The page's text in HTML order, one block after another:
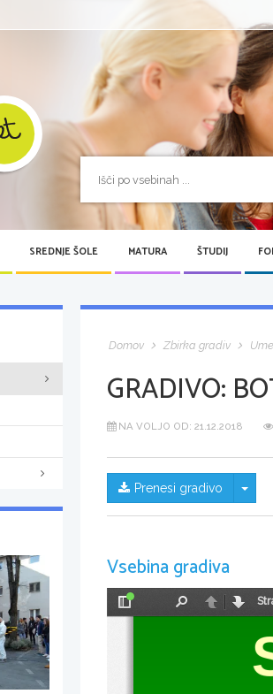
SREDNJE ŠOLE MATURA ŠTUDIJ
Domov Zbirka gradiv
GRADIVO:
NA VOLJO OD: 21.12.2018
Prenesi gradivo
Vsebina gradiva
Preklopi
NazajNaprej